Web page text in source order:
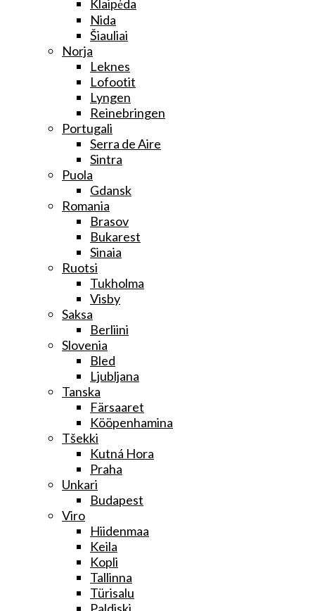
Klaipėda
Nida
Šiauliai
Norja
Leknes
Lofootit
Lyngen
Reinebringen
Portugali
Serra de Aire
Sintra
Puola
Gdansk
Romania
Brasov
Bukarest
Sinaia
Ruotsi
Tukholma
Visby
Saksa
Berliini
Slovenia
Bled
Ljubljana
Tanska
Färsaaret
Kööpenhamina
Tšekki
Kutná Hora
Praha
Unkari
Budapest
Viro
Hiidenmaa
Keila
Kopli
Tallinna
Türisalu